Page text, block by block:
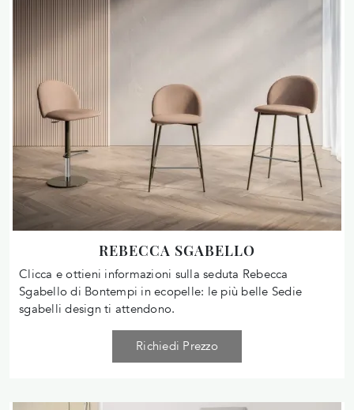
REBECCA SGABELLO
Clicca e ottieni informazioni sulla seduta Rebecca
Sgabello di Bontempi in ecopelle: le più belle Sedie
sgabelli design ti attendono.
Richiedi Prezzo